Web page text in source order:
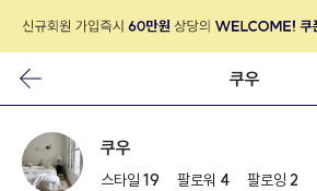
쿠우
쿠우
스타일 19 팔로워 4 팔로잉 2